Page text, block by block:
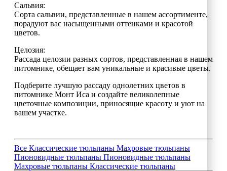
Сальвия:
Сорта сальвии, представленные в нашем ассортименте,
порадуют вас насыщенными оттенками и красотой
цветов.
Целозия:
Рассада целозии разных сортов, представленная в нашем
питомнике, обещает вам уникальные и красивые цветы.
Подберите лучшую рассаду однолетних цветов в
питомнике Монт Иса и создайте великолепные
цветочные композиции, приносящие красоту и уют на
вашем участке.
Все Классические тюльпаны Махровые тюльпаны
Пионовидные тюльпаны Пионовидные тюльпаны
Махровые тюльпаны Классические тюльпаны